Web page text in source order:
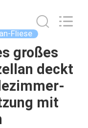
Fliese
großes
deckt
mit